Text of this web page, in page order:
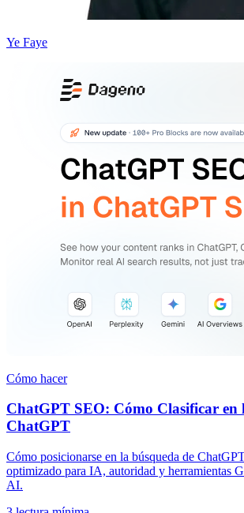
Ye Faye
Cómo hacer
ChatGPT SEO: Cómo Clasificar en
ChatGPT
Cómo posicionarse en la búsqueda de
optimizado para IA, autoridad y herramientas
AI.